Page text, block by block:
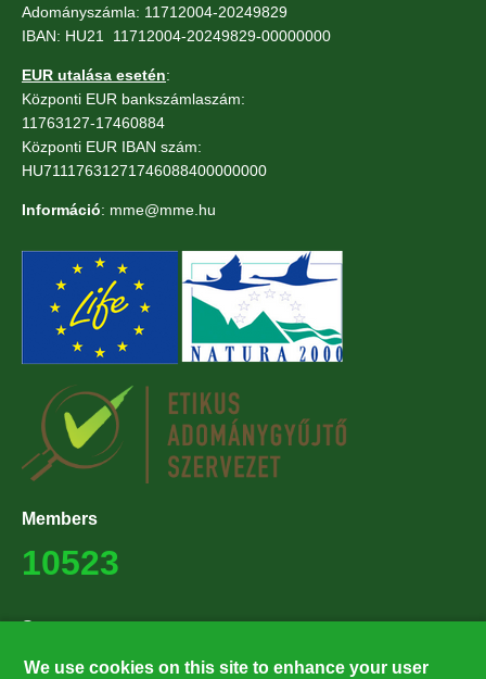
Adományszámla: 11712004-20249829
IBAN: HU21 11712004-20249829-00000000
EUR utalása esetén:
Központi EUR bankszámlaszám:
11763127-17460884
Központi EUR IBAN szám:
HU71117631271746088400000000
Információ: mme@mme.hu
Members
10523
Supporters
27224
We use cookies on this site to enhance your user